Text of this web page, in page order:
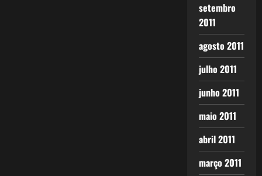
setembro
2011
agosto 2011
julho 2011
junho 2011
maio 2011
abril 2011
março 2011